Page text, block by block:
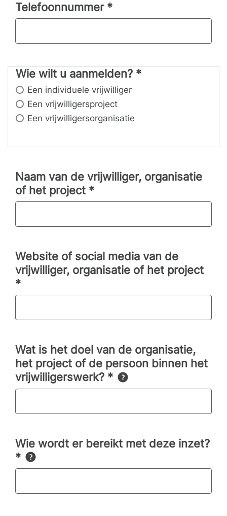
Telefoonnummer *
Wie wilt u aanmelden?
Wie wilt u aanmelden? *
Een individuele vrijwilliger
Een vrijwilligersproject
Een vrijwilligersorganisatie
Naam van de vrijwilliger, organisatie
of het project *
Website of social media van de
vrijwilliger, organisatie of het project
*
Wat is het doel van de organisatie,
het project of de persoon binnen het
vrijwilligerswerk? *
Wie wordt er bereikt met deze inzet?
*